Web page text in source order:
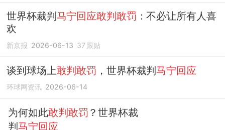
世界杯裁判马宁回应敢判敢罚 ：不必让所有人喜
欢
新京报 2026-06-13 37 跟贴
谈到球场上敢判敢罚 ，世界杯裁判马宁回应
环球网资讯 2026-06-14
为何如此敢判敢罚 ？世界杯裁
判马宁回应